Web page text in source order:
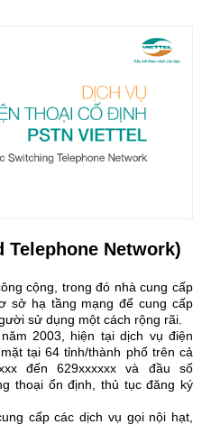
Telephone Network)
cộng, trong đó nhà cung cấp
sở hạ tầng mạng để cung cấp
sử dụng một cách rộng rãi.
2003, hiện tại dịch vụ điện
tại 64 tỉnh/thành phố trên cả
đến 629xxxxxx và đầu số
thoại ổn định, thủ tục đăng ký
cấp các dịch vụ gọi nội hạt,